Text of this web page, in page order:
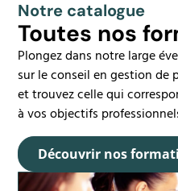
Notre catalogue
Toutes nos
Plongez dans notre large
sur le conseil en gestion de
et trouvez celle qui
à vos objectifs
Découvrir nos